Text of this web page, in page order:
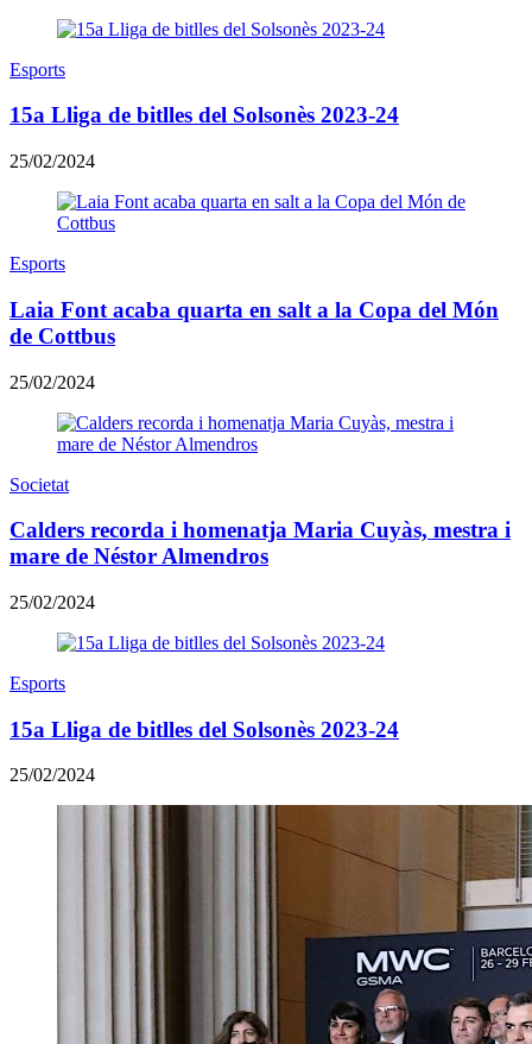
Esports
​15a Lliga de bitlles del Solsonès 2023-24
25/02/2024
Esports
Laia Font acaba quarta en salt a la Copa del Món
de Cottbus
25/02/2024
Societat
Calders recorda i homenatja Maria Cuyàs, mestra i
mare de Néstor Almendros
25/02/2024
Esports
15a Lliga de bitlles del Solsonès 2023-24
25/02/2024